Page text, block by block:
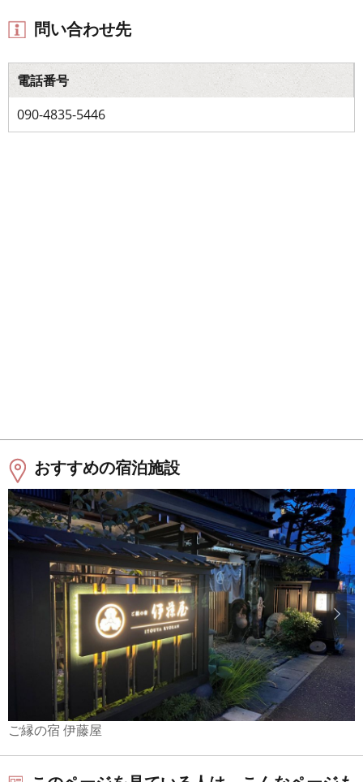
問い合わせ先
電話番号
090-4835-5446
おすすめの宿泊施設
ご縁の宿 伊藤屋